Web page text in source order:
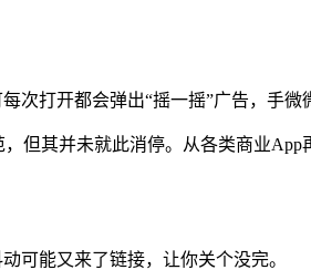
次打开都会弹出“摇一摇”广告，手微
但其并未就此消停。从各类商业
可能又来了链接，让你关个没完。